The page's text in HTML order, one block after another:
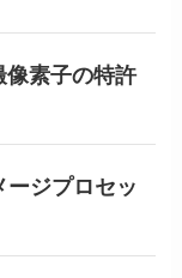
像素子の特許
ジプロセッ